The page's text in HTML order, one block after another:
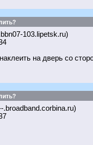
103.lipetsk.ru)
на дверь со
.broadband.corbina.ru)